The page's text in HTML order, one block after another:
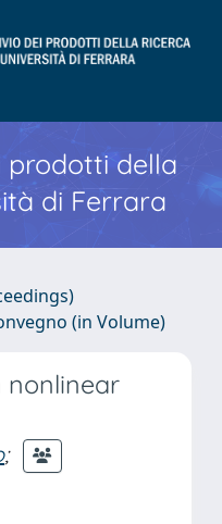
prodotti della
di Ferrara
(in Volume)
nonlinear
;